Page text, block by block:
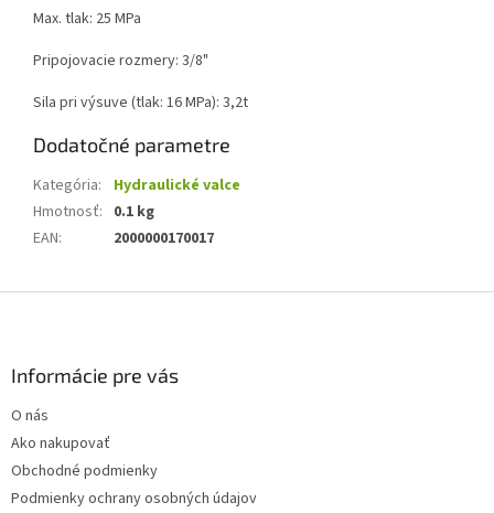
Max. tlak: 25 MPa
Pripojovacie rozmery: 3/8"
Sila pri výsuve (tlak: 16 MPa): 3,2t
Dodatočné parametre
Kategória:
Hydraulické valce
Hmotnosť: 0.1 kg
EAN: 2000000170017
Informácie pre vás
O nás
Ako nakupovať
Obchodné podmienky
Podmienky ochrany osobných údajov